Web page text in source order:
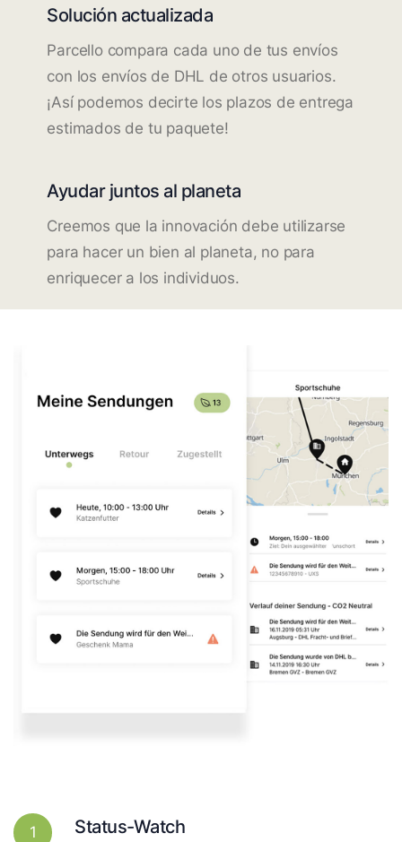
Solución actualizada
Parcello compara cada uno de tus envíos
con los envíos de DHL de otros usuarios.
¡Así podemos decirte los plazos de entrega
estimados de tu paquete!
Ayudar juntos al planeta
Creemos que la innovación debe utilizarse
para hacer un bien al planeta, no para
enriquecer a los individuos.
1 Status-Watch